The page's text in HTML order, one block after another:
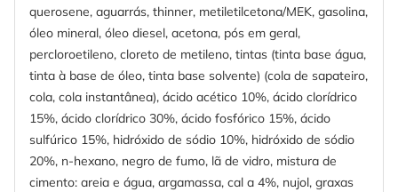
querosene, aguarrás, thinner, metiletilcetona/MEK, gasolina,
óleo mineral, óleo diesel, acetona, pós em geral,
percloroetileno, cloreto de metileno, tintas (tinta base água,
tinta à base de óleo, tinta base solvente) (cola de sapateiro,
cola, cola instantânea), ácido acético 10%, ácido clorídrico
15%, ácido clorídrico 30%, ácido fosfórico 15%, ácido
sulfúrico 15%, hidróxido de sódio 10%, hidróxido de sódio
20%, n-hexano, negro de fumo, lã de vidro, mistura de
cimento: areia e água, argamassa, cal a 4%, nujol, graxas